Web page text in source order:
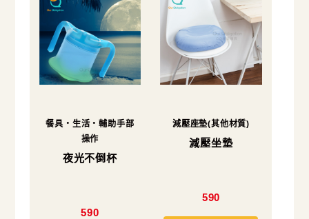
餐具・生活・輔助手部
操作
夜光不倒杯
590
減壓座墊(其他材質)
減壓坐墊
590